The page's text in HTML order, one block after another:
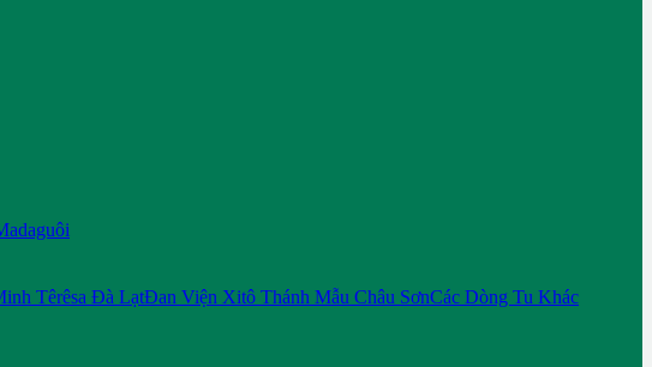
Têrêsa Đà LạtĐan Viện Xitô Thánh Mẫu Châu SơnCác Dòng Tu Khác